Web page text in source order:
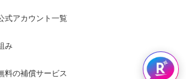
式アカウント一覧
み
料の補償サービス